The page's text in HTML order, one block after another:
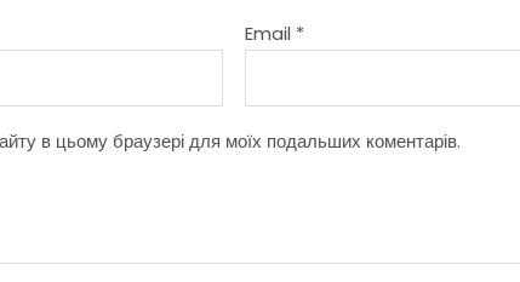
Email *
в цьому браузері для моїх подальших коментарів.